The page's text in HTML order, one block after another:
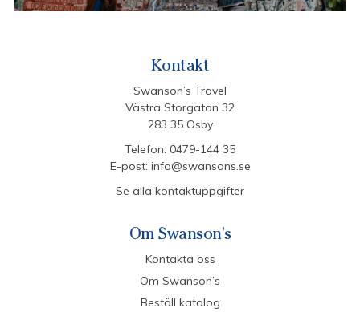
Kontakt
Swanson’s Travel
Västra Storgatan 32
283 35 Osby
Telefon: 0479-144 35
E-post: info@swansons.se
Se alla kontaktuppgifter
Om Swanson's
Kontakta oss
Om Swanson’s
Beställ katalog